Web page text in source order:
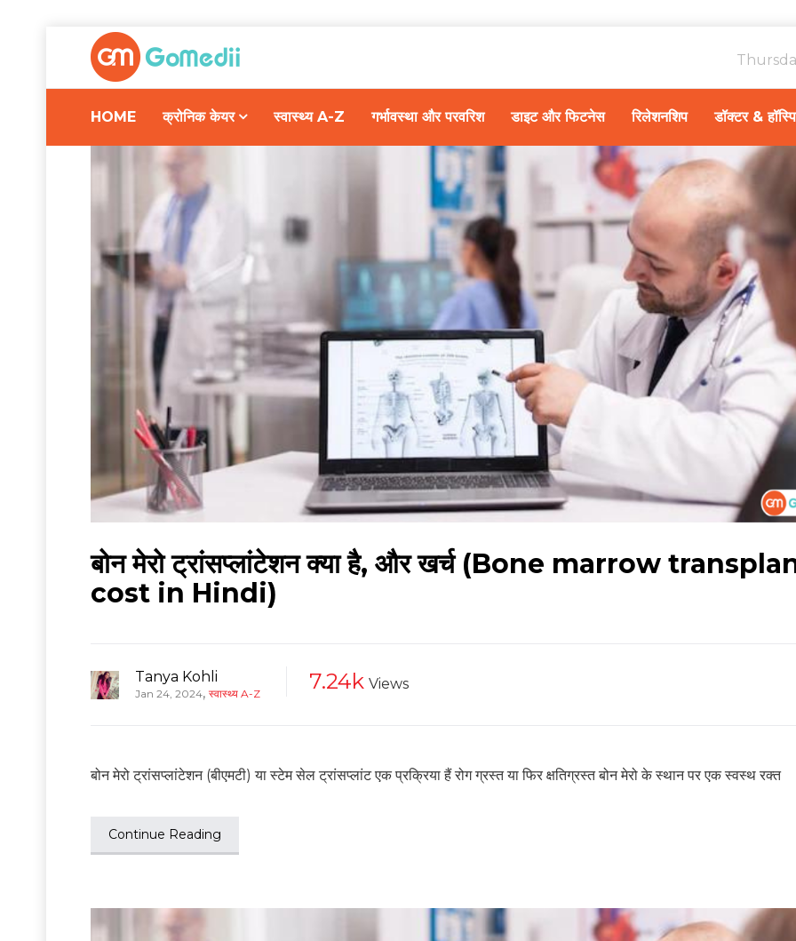
HOME क्रोनिक केयर स्वास्थ्य A-Z गर्भावस्था और परवरिश डाइट और फिटनेस रिलेशनशिप डॉक्टर &
बोन मेरो ट्रांसप्लांटेशन क्या है, और खर्च (Bone marrow
cost in Hindi)
Tanya Kohli
Jan 24, 2024, स्वास्थ्य A-Z 7.24k Views
बोन मेरो ट्रांसप्लांटेशन (बीएमटी) या स्टेम सेल ट्रांसप्लांट एक प्रक्रिया हैं रोग ग्रस्त या फिर क्षतिग्रस्त बोन मेरो के स्थान पर एक स्वस्थ रक्त
Continue Reading